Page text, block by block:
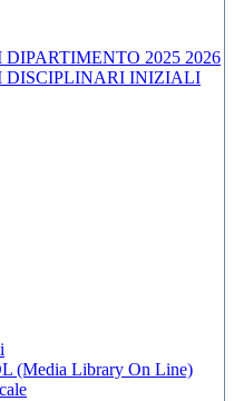
2025 2026
DISCIPLINARI INIZIALI
(Media Library On Line)